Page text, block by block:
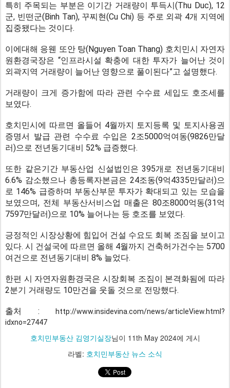
특히 주목되는 부분은 이기간 거래량이 투득시(Thu Duc), 12
군, 빈떤군(Binh Tan), 꾸찌현(Cu Chi) 등 주로 외곽 4개 지역에
집중됐다는 것이다.
이에대해 응웬 또안 탕(Nguyen Toan Thang) 호치민시 자연자
원환경국장은 “인프라시설 확충에 대한 투자가 늘어난 것이
외곽지역 거래량이 늘어난 영향으로 풀이된다”고 설명했다.
거래량이 크게 증가함에 따라 관련 수수료 세입도 호조세를
보였다.
호치민시에 따르면 올들어 4월까지 토지등록 및 토지사용권
증명서 발급 관련 수수료 수입은 2조5000억여동(9826만달
러)으로 전년동기대비 52% 급증했다.
또한 같은기간 부동산업 신설법인은 395개로 전년동기대비
6.6% 감소했으나 총등록자본금은 24조동(9억4335만달러)으
로 146% 급증하며 부동산부문 투자가 확대되고 있는 모습을
보였으며, 전체 부동산서비스업 매출은 80조8000억동(31억
7597만달러)으로 10% 늘어나는 등 호조를 보였다.
긍정적인 시장상황에 힘입어 건설 수요도 회복 조짐을 보이고
있다. 시 건설국에 따르면 올해 4월까지 건축허가건수는 5700
여건으로 전년동기대비 8% 늘었다.
한편 시 자연자원환경국은 시장회복 조짐이 본격화됨에 따라
2분기 거래량도 10만건을 웃돌 것으로 전망했다.
출처 :
http://www.insidevina.com/news/articleView.html?
idxno=27447
호치민부동산 김영기실장님이 11th May 2024에 게시
라벨: 호치민부동산 뉴스 소식